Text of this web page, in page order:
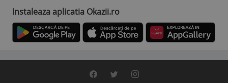
Instaleaza aplicatia Okazii.ro